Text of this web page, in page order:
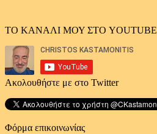
ΤΟ ΚΑΝΑΛΙ ΜΟΥ ΣΤΟ YOUTUBE
Ακολουθήστε με στο Twitter
Φόρμα επικοινωνίας